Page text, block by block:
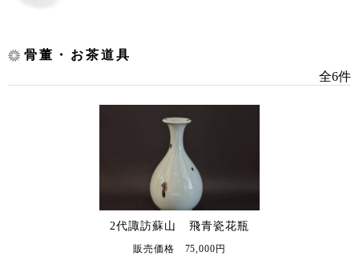
骨董・お茶道具
全6件
2代諏訪蘇山 飛青瓷花瓶
販売価格 75,000円